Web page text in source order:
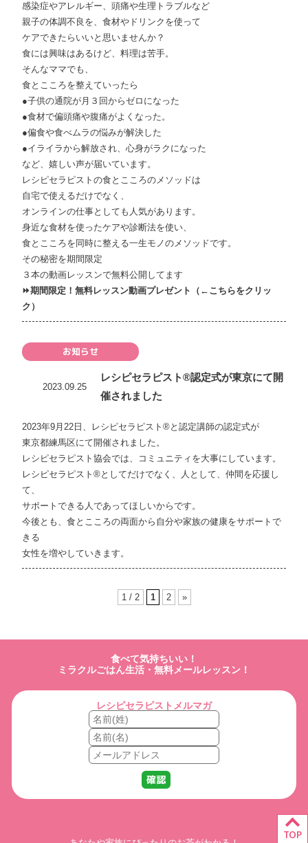
感染症やアレルギー、頭痛や生理トラブルなど
親子の体調不良を、食材やドリンクを使って
ケアできたらいいと思いませんか？
食には興味はあるけど、料理は苦手。
そんなママでも、
食とこころを整えていったら
●子供の通院が月３回からゼロになった
●食材で偏頭痛や腹痛がよくなった。
●偏食や食べムラの悩みが解決した
●イライラから解放され、心身がラクになった
など、嬉しい声が届いています。
レシピセラピストの食とこころのメソッドは
自宅で使えるだけでなく、
オンラインの仕事としても人気があります。
身近な食材を使ったケアや診断法を使い、
食とこころを同時に整える一生モノのメソッドです。
その秘密を期間限定
３本の動画レッスンで無料公開してます
⏩期間限定！無料レッスン動画プレゼント（ ←こちらをクリッ
ク）
お知らせ
2023.09.25
レシピセラピスト®認定式が東京にて開
催されました
2023年9月22日、レシピセラピスト®と認定講師の認定式が
東京都練馬区にて開催されました。
レシピセラピスト協会では、コミュニティを大事にしています。
レシピセラピスト®としてだけでなく、人として、仲間を応援し
て、
サポートできる人であってほしいからです。
今後とも、食とこころの両面から自分や家族の健康をサポートで
きる
女性を増やしていきます。
1 / 2 1 2 »
食べて気持ちいい！
ミラクルごはん生活・無料メールレッスン！
レシピセラピストメルマガ
TOP